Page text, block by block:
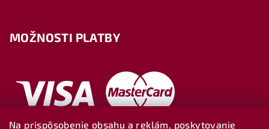
Na prispôsobenie obsahu a reklám, poskytovanie
MOŽNOSTI PLATBY